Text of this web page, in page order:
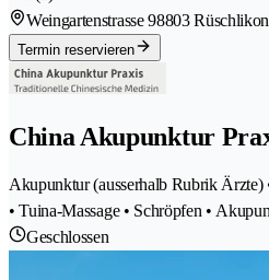
Weingartenstrasse 98803 Rüschlikon
Termin reservieren
China Akupunktur
Akupunktur (ausserhalb Rubrik
• Tuina-Massage • Schröpfen •
Geschlossen